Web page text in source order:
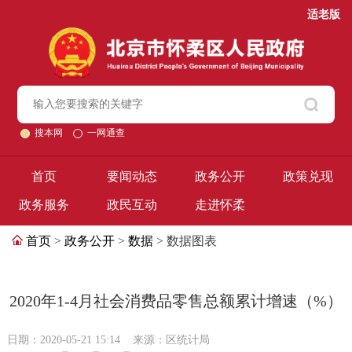
适老版
搜本网 一网通查
首页 要闻动态 政务公开 政策兑现
政务服务 政民互动 走进怀柔
首页 > 政务公开 > 数据 > 数据图表
2020年1-4月社会消费品零售总额累计增速（%）
日期：2020-05-21 15:14 来源：区统计局